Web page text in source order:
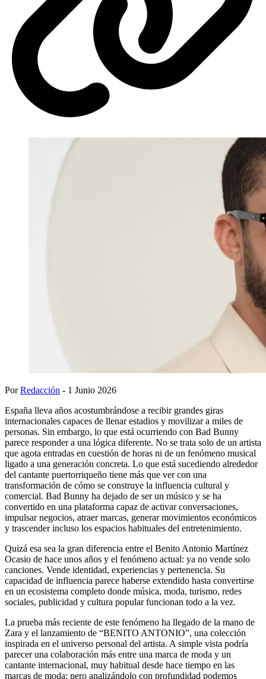
PorRedacción - 1 Junio 2026
España lleva años acostumbrándose a recibir grandes giras
internacionales capaces de llenar estadios y movilizar a miles de
personas. Sin embargo, lo que está ocurriendo con Bad Bunny
parece responder a una lógica diferente. No se trata solo de un artista
que agota entradas en cuestión de horas ni de un fenómeno musical
ligado a una generación concreta. Lo que está sucediendo alrededor
del cantante puertorriqueño tiene más que ver con una
transformación de cómo se construye la influencia cultural y
comercial. Bad Bunny ha dejado de ser un músico y se ha
convertido en una plataforma capaz de activar conversaciones,
impulsar negocios, atraer marcas, generar movimientos económicos
y trascender incluso los espacios habituales del entretenimiento.
Quizá esa sea la gran diferencia entre el Benito Antonio Martínez
Ocasio de hace unos años y el fenómeno actual: ya no vende solo
canciones. Vende identidad, experiencias y pertenencia. Su
capacidad de influencia parece haberse extendido hasta convertirse
en un ecosistema completo donde música, moda, turismo, redes
sociales, publicidad y cultura popular funcionan todo a la vez.
La prueba más reciente de este fenómeno ha llegado de la mano de
Zara y el lanzamiento de “BENITO ANTONIO”, una colección
inspirada en el universo personal del artista. A simple vista podría
parecer una colaboración más entre una marca de moda y un
cantante internacional, muy habitual desde hace tiempo en las
marcas de moda; pero analizándolo con profundidad podemos